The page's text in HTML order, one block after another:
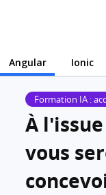
Angular Ionic
Formation IA :
À
vous